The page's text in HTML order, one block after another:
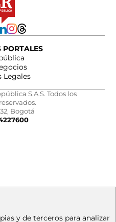
PORTALES
Legales
S.A.S. Todos los
Bogotá
y de terceros para analizar